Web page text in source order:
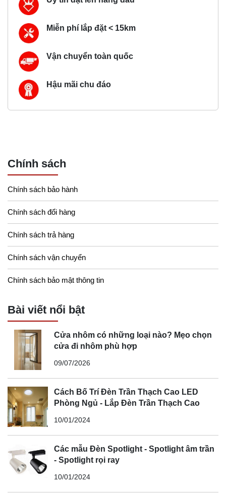
Miễn phí lắp đặt < 15km
Vận chuyển toàn quốc
Hậu mãi chu đáo
Chính sách
Chính sách bảo hành
Chính sách đổi hàng
Chính sách trả hàng
Chính sách vận chuyển
Chính sách bảo mật thông tin
Bài viết nổi bật
Cửa nhôm có những loại nào? Mẹo chọn
cửa đi nhôm phù hợp
09/07/2026
Cách Bố Trí Đèn Trần Thạch Cao LED
Phòng Ngủ - Lắp Đèn Trần Thạch Cao
10/01/2024
Các mẫu Đèn Spotlight - Spotlight âm trần
- Spotlight rọi ray
10/01/2024